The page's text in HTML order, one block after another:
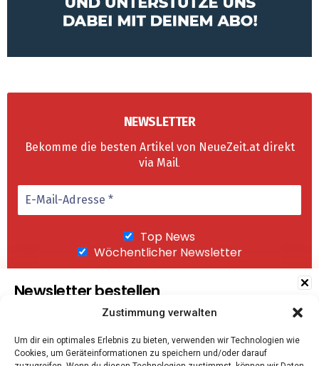
Zustimmung verwalten
Um dir ein optimales Erlebnis zu bieten, verwenden wir Technologien wie
Cookies, um Geräteinformationen zu speichern und/oder darauf
Newsletter bestellen
NEWSLETTER
Bekomme die besten Artikel von NeueZeit.at direkt
via Mail.
Top News
Wöchentlicher Newsletter
"Abonnieren" akzeptierst Du unsere
Datenschutzerklärung.